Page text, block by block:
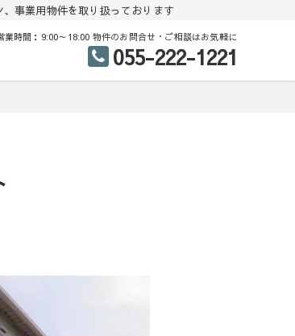
事業用物件を取り扱っております
分譲地 査定
て、マンション、事業用物件を多数掲載中
業時間：9:00～18:00 物件のお問合せ・ご相談はお気軽に
055-222-1221